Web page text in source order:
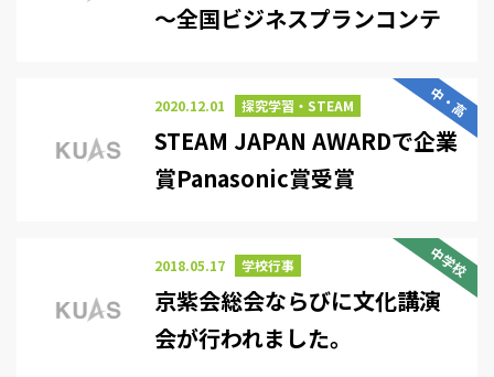
〜全国ビジネスプランコンテ
中・高
2020.12.01 探究学習・STEAM
STEAM JAPAN AWARDで企業
賞Panasonic賞受賞
中学校
2018.05.17 学校行事
京紫会総会ならびに文化講演
会が行われました。